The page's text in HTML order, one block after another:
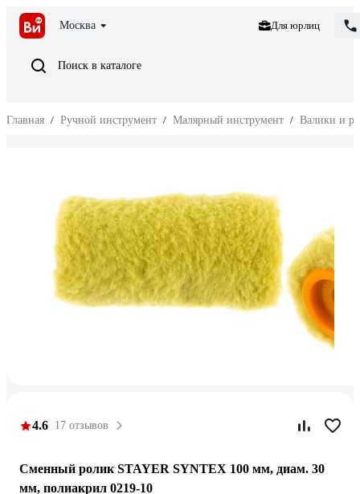
Москва Для юрлиц
Поиск в каталоге
Главная / Ручной инструмент / Малярный инструмент / Валики и
4.6 17 отзывов
Сменный ролик STAYER SYNTEX 100 мм, диам. 30
мм, полиакрил 0219-10